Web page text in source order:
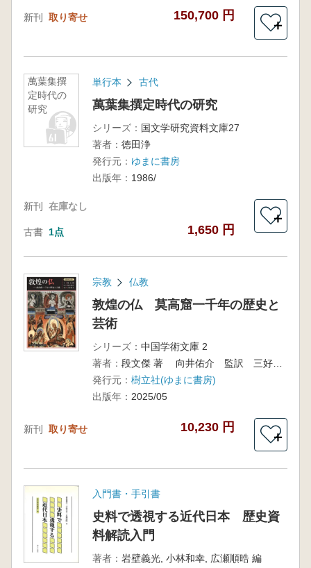
新刊 取り寄せ 150,700 円
＋
萬葉集撰
定時代の
研究
単行本 古代
萬葉集撰定時代の研究
シリーズ： 国文学研究資料文庫27
著者： 徳田浄
発行元： ゆまに書房
出版年： 1986/
新刊 在庫なし
古書 1点 1,650 円
＋
宗教 仏教
敦煌の仏 莫高窟一千年の歴史と
芸術
シリーズ： 中国学術文庫 2
著者：
段文傑 著 向井佑介 監訳 三好祥子翻訳
発行元： 樹立社(ゆまに書房)
出版年： 2025/05
新刊 取り寄せ 10,230 円
＋
入門書・手引書
史料で透視する近代日本 歴史資
料解読入門
著者： 岩壁義光, 小林和幸, 広瀬順晧 編